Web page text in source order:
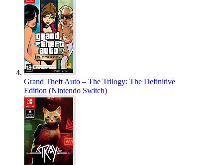
Grand Theft Auto – The Trilogy: The Definitive
Edition (Nintendo Switch)